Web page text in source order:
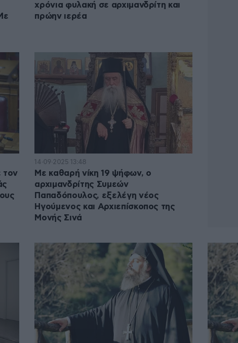
χρόνια φυλακή σε αρχιμανδρίτη και
πρώην ιερέα
τον
14·09·2025 13:48
Με καθαρή νίκη 19 ψήφων, ο
αρχιμανδρίτης Συμεών
Παπαδόπουλος, εξελέγη νέος
Ηγούμενος και Αρχιεπίσκοπος της
Μονής Σινά